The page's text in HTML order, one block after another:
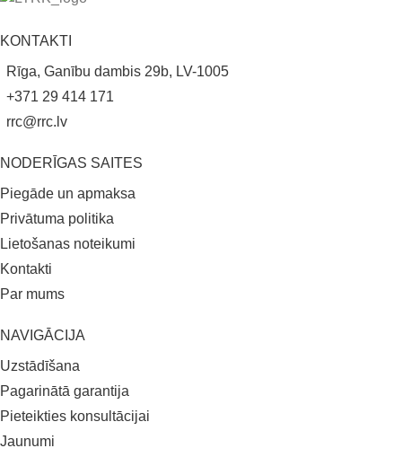
NAVIGĀCIJA
Uzstādīšana
Pagarinātā garantija
Pieteikties konsultācijai
Jaunumi
NODERĪGAS SAITES
Piegāde un apmaksa
Privātuma politika
Lietošanas noteikumi
Kontakti
Par mums
KONTAKTI
Rīga, Ganību dambis 29b, LV-1005
+371 29 414 171
rrc@rrc.lv